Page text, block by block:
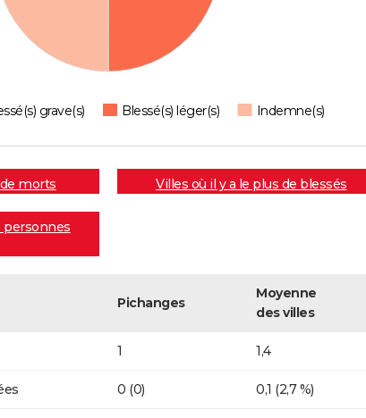
grave(s) Blessé(s) léger(s) Indemne(s)
morts Villes où il y a le plus de blessés
personnes
Pichanges
Moyenne
des villes
1 1,4
0 (0) 0,1 (2,7 %)